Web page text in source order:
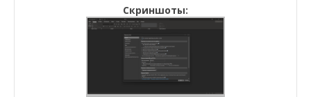
Скриншоты: